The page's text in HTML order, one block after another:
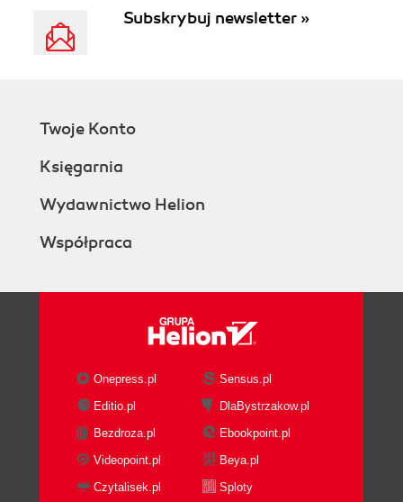
Subskrybuj newsletter »
Twoje Konto
Księgarnia
Wydawnictwo Helion
Współpraca
Onepress.pl
Sensus.pl
Editio.pl
DlaBystrzakow.pl
Bezdroza.pl
Ebookpoint.pl
Videopoint.pl
Beya.pl
Czytalisek.pl
Sploty